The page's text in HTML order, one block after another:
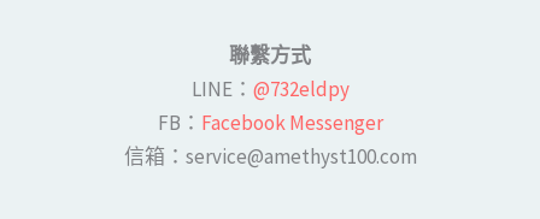
聯繫方式
LINE​： @732eldpy
FB：​ Facebook Messenger
​​信箱：service@amethyst100.com